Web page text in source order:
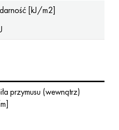
[kJ/m2]
przymusu (wewnątrz)